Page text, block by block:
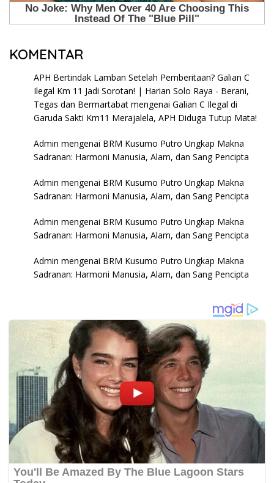
KOMENTAR
APH Bertindak Lamban Setelah Pemberitaan? Galian C
Ilegal Km 11 Jadi Sorotan! | Harian Solo Raya - Berani,
Tegas dan Bermartabat mengenai Galian C Ilegal di
Garuda Sakti Km11 Merajalela, APH Diduga Tutup Mata!
Admin mengenai BRM Kusumo Putro Ungkap Makna
Sadranan: Harmoni Manusia, Alam, dan Sang Pencipta
Admin mengenai BRM Kusumo Putro Ungkap Makna
Sadranan: Harmoni Manusia, Alam, dan Sang Pencipta
Admin mengenai BRM Kusumo Putro Ungkap Makna
Sadranan: Harmoni Manusia, Alam, dan Sang Pencipta
Admin mengenai BRM Kusumo Putro Ungkap Makna
Sadranan: Harmoni Manusia, Alam, dan Sang Pencipta